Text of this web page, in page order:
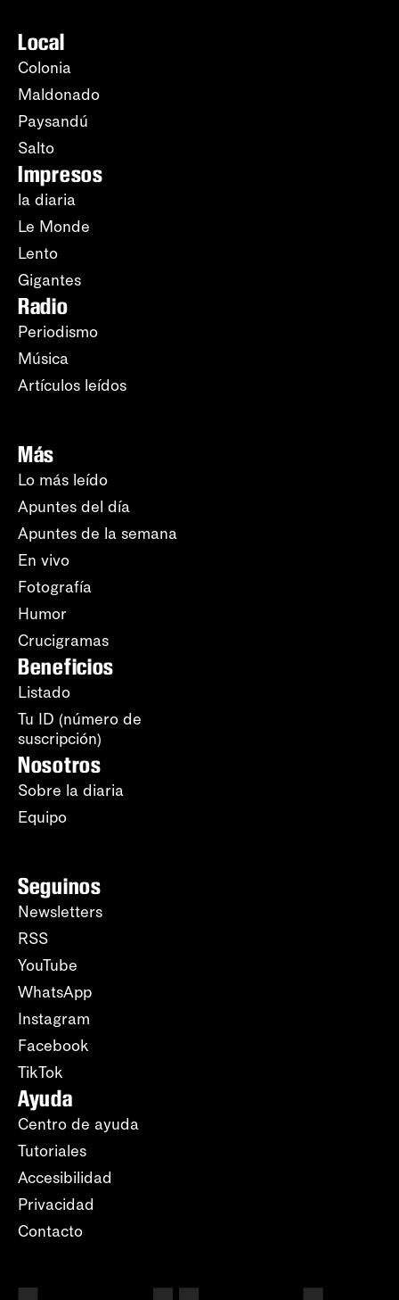
Local
Colonia
Maldonado
Paysandú
Salto
Impresos
la diaria
Le Monde
Lento
Gigantes
Radio
Periodismo
Música
Artículos leídos
Más
Lo más leído
Apuntes del día
Apuntes de la semana
En vivo
Fotografía
Humor
Crucigramas
Beneficios
Listado
Tu ID (número de
suscripción)
Nosotros
Sobre la diaria
Equipo
Seguinos
Newsletters
RSS
YouTube
WhatsApp
Instagram
Facebook
TikTok
Ayuda
Centro de ayuda
Tutoriales
Accesibilidad
Privacidad
Contacto